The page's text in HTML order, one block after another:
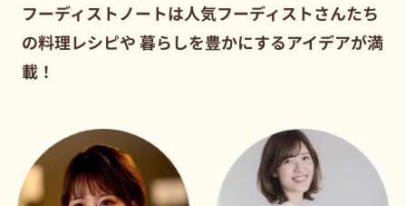
フーディストノートは人気フーディストさんたち
の料理レシピや暮らしを豊かにするアイデアが満
載！